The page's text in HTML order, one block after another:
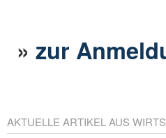
»zur
AKTUELLE ARTIKEL AUS